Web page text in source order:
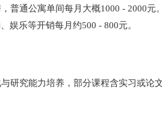
普通公寓单间每月大概1000 - 2000
娱乐等开销每月约500 - 800元。
研究能力培养，部分课程含实习或论